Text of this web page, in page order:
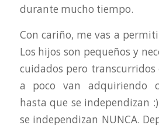
durante mucho tiempo.
Con cariño, me vas a
Los hijos son pequeños y
cuidados pero transcurridos
a poco van adquiriendo
hasta que se independizan
se independizan NUNCA.